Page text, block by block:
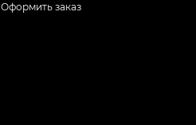
Оформить заказ